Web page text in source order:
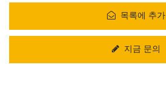
목록에 추가
지금 문의